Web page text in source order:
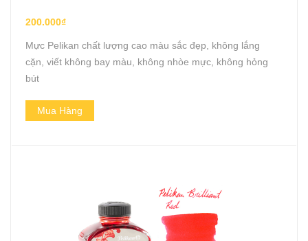
200.000₫
Mực Pelikan chất lượng cao màu sắc đẹp, không lắng
cặn, viết không bay màu, không nhòe mực, không hỏng
bút
Mua Hàng